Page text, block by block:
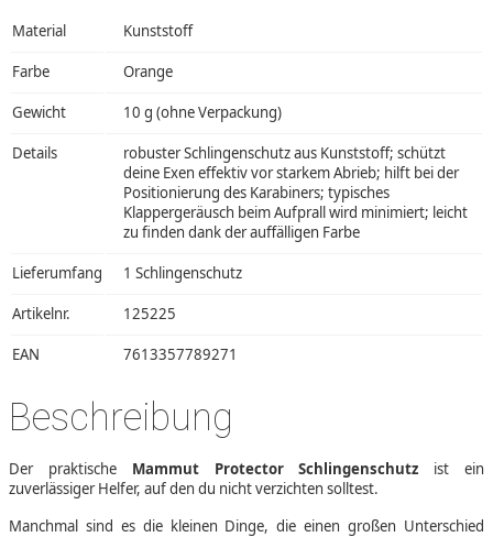
Material Kunststoff
Farbe Orange
Gewicht 10 g (ohne Verpackung)
Details
robuster Schlingenschutz aus Kunststoff; schützt
deine Exen effektiv vor starkem Abrieb; hilft bei der
Positionierung des Karabiners; typisches
Klappergeräusch beim Aufprall wird minimiert; leicht
zu finden dank der auffälligen Farbe
Lieferumfang 1 Schlingenschutz
Artikelnr. 125225
EAN 7613357789271
Beschreibung
Der praktische Mammut Protector Schlingenschutz ist ein
zuverlässiger Helfer, auf den du nicht verzichten solltest.
Manchmal sind es die kleinen Dinge, die einen großen Unterschied